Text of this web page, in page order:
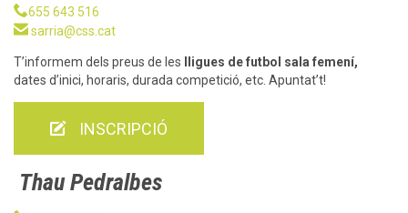
655 643 516
sarria@css.cat
T’informem dels preus de les lligues de futbol sala femení,
dates d’inici, horaris, durada competició, etc. Apuntat’t!
 INSCRIPCIÓ
Thau Pedralbes